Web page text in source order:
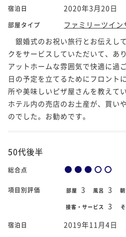
宿泊日 2020年3月20日
部屋タイプ
ファミリーツイン
銀婚式のお祝い旅行とお伝えし
クをサービスしていただいて、
アットホームな雰囲気で快適に
日の予定を立てるためにフロント
所や美味しいピザ屋さんを教え
ホテル内の売店のお土産が、買い
のでした。お勧めです。
50代後半
総合点
項目別評価 部屋 3 風呂 3
接客・サービス 3
宿泊日 2019年11月4日